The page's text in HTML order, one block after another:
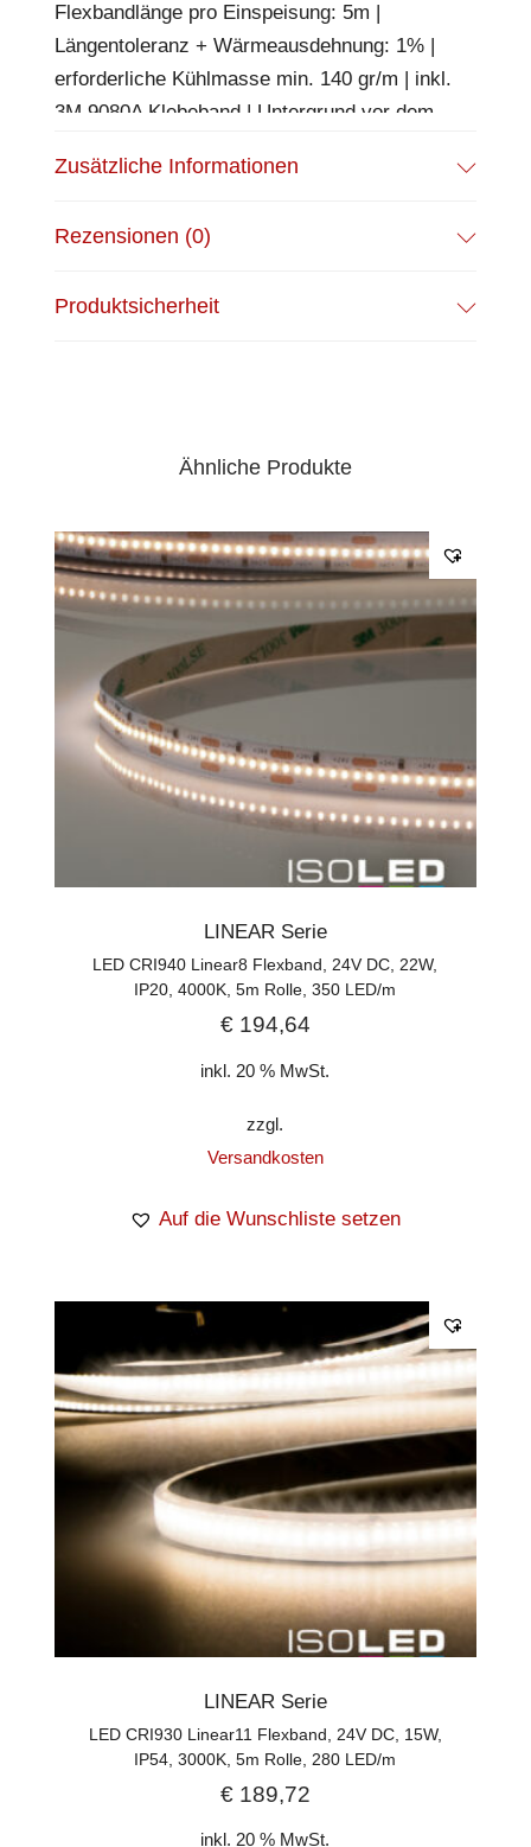
Flexbandlänge pro Einspeisung: 5m |
Längentoleranz + Wärmeausdehnung: 1% |
erforderliche Kühlmasse min. 140 gr/m | inkl.
3M 9080A Klebeband | Untergrund vor dem
wieder ablösen! | Es passen die Verbinder
Anschlusskabel beidseitig
Zusätzliche Informationen
Rezensionen (0)
Produktsicherheit
Ähnliche Produkte
LINEAR Serie
LED CRI940 Linear8 Flexband, 24V DC, 22W,
IP20, 4000K, 5m Rolle, 350 LED/m
€194,64
inkl. 20 % MwSt.
zzgl.
Versandkosten
Auf die Wunschliste setzen
LINEAR Serie
LED CRI930 Linear11 Flexband, 24V DC, 15W,
IP54, 3000K, 5m Rolle, 280 LED/m
€189,72
inkl. 20 % MwSt.